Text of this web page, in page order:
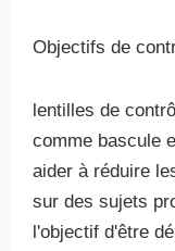
Objectifs de
lentilles de
comme bascule
aider à réduire
sur des sujets
l'objectif d'être